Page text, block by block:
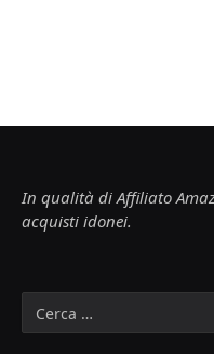
In qualità di Affiliato
acquisti idonei.